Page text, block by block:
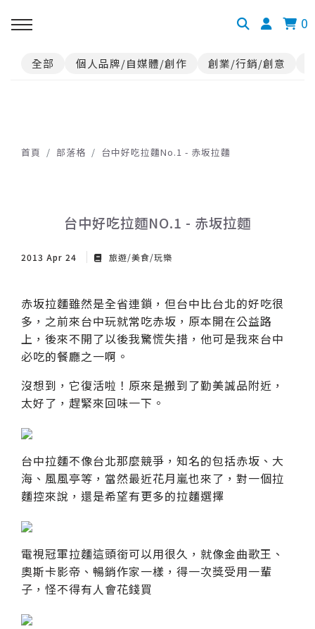
0
全部 個人品牌/自媒體/創作 創業/行銷/創意
首頁 部落格 台中好吃拉麵No.1 - 赤坂拉麵
台中好吃拉麵NO.1 - 赤坂拉麵
2013 Apr 24 旅遊/美食/玩樂
赤坂拉麵雖然是全省連鎖，但台中比台北的好吃很
多，之前來台中玩就常吃赤坂，原本開在公益路
上，後來不開了以後我驚慌失措，他可是我來台中
必吃的餐廳之一啊。
沒想到，它復活啦！原來是搬到了勤美誠品附近，
太好了，趕緊來回味一下。
台中拉麵不像台北那麼競爭，知名的包括赤坂、大
海、風風亭等，當然最近花月嵐也來了，對一個拉
麵控來說，還是希望有更多的拉麵選擇
電視冠軍拉麵這頭銜可以用很久，就像金曲歌王、
奧斯卡影帝、暢銷作家一樣，得一次獎受用一輩
子，怪不得有人會花錢買